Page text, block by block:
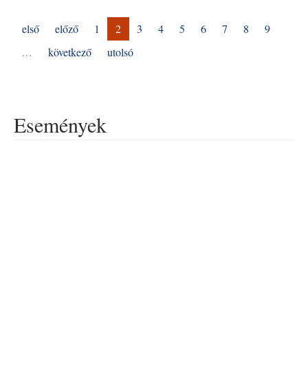
első előző 1 2 3 4 5 6 7 8
9
…
következő utolsó
Események